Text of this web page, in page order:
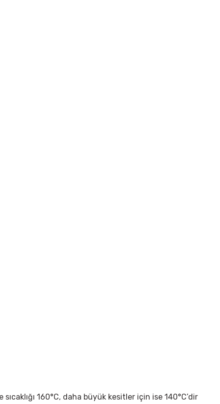
160°C, daha büyük kesitler için ise 140°C’dir